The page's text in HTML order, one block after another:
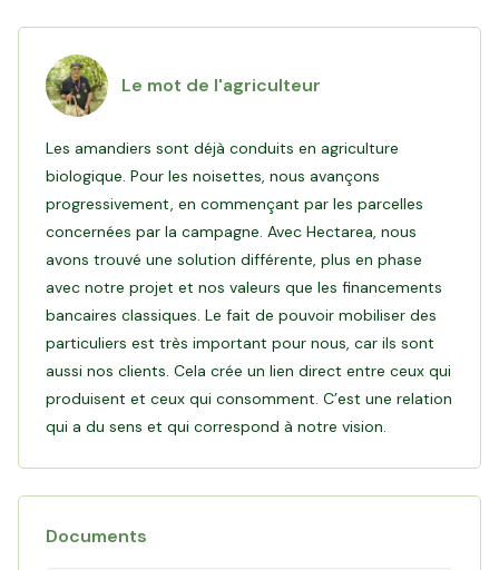
pâtissiers de renom.
En 2024, grâce au soutien de 78 investisseurs, André a pu
disposer de5,6 hectares de noisetiersafin de sécuriser
l’approvisionnement nécessaire à la mise en service de sa
nouvelle casserie. Désormais opérationnelle, elle permet
d’améliorer significativement la qualité des produits grâce à un
système de tri optique, tout en augmentant les capacités de
production et la régularité. Cet outil ouvre de nouvelles
perspectives de développement, notamment des
opportunités de partenariats avec d’autres producteurs.
Engagés dans une agriculture porteuse de sens, André et ses
fils s’inscrivent dans une démarche progressive de transition
engagées.
Le mot de l'agriculteur
Les amandiers sont déjà conduits en agriculture
biologique. Pour les noisettes, nous avançons
progressivement, en commençant par les parcelles
concernées par la campagne. Avec Hectarea, nous
avons trouvé une solution différente, plus en phase
avec notre projet et nos valeurs que les financements
bancaires classiques. Le fait de pouvoir mobiliser des
particuliers est très important pour nous, car ils sont
aussi nos clients. Cela crée un lien direct entre ceux qui
produisent et ceux qui consomment. C’est une relation
qui a du sens et qui correspond à notre vision.
Documents